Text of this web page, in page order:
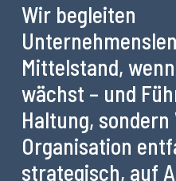
Wir begleiten
Mittelstand,
wächst – und
Haltung,
Organisation
strategisch, auf